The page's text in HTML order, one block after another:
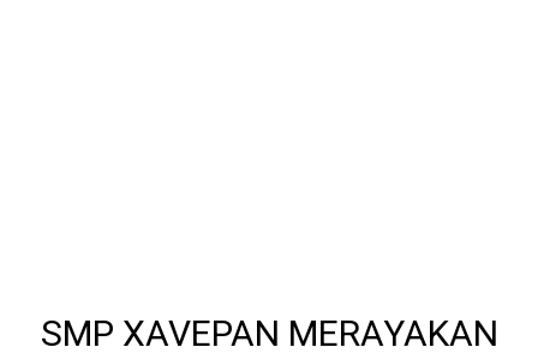
SMP XAVEPAN MERAYAKAN